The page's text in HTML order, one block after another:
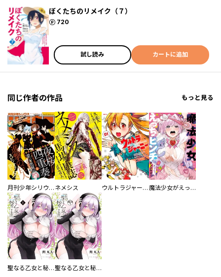
ぼくたちのリメイク（７）
720
ポイント
試し読み カートに追加
同じ作者の作品 もっと見る
月刊少年シリウス ネメシス ウルトラジャーニー ツインテール少女とツインテールな僕 魔法少女がえっちなピンチに陥っちゃう！ アンソロジー
聖なる乙女と秘めごとを 聖なる乙女と秘めごとを 分冊版